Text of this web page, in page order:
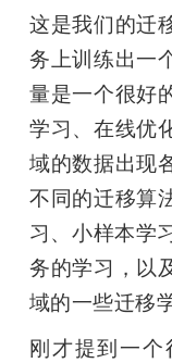
这是我们的迁
务上训练出一
量是一个很好
学习、在线优
域的数据出现
不同的迁移算
习、小样本学
务的学习，以
域的一些迁移
刚才提到一